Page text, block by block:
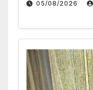
05/08/2026